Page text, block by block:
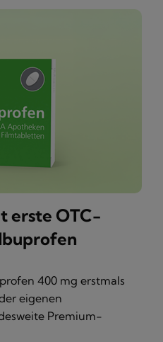
erste OTC-
400 mg erstmals
eigenen
Premium-